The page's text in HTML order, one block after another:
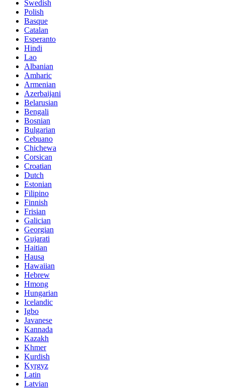
Swedish
Polish
Basque
Catalan
Esperanto
Hindi
Lao
Albanian
Amharic
Armenian
Azerbaijani
Belarusian
Bengali
Bosnian
Bulgarian
Cebuano
Chichewa
Corsican
Croatian
Dutch
Estonian
Filipino
Finnish
Frisian
Galician
Georgian
Gujarati
Haitian
Hausa
Hawaiian
Hebrew
Hmong
Hungarian
Icelandic
Igbo
Javanese
Kannada
Kazakh
Khmer
Kurdish
Kyrgyz
Latin
Latvian